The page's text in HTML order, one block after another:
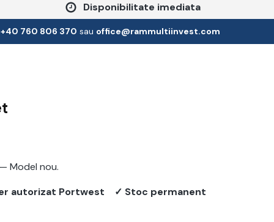
Disponibilitate imediata
‪+40 760 806 370 ‬ sau office@rammultiinvest.com
— Model nou.
autorizat Portwest ✓ Stoc permanent